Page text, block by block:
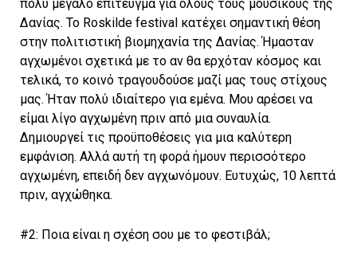
πολύ μεγάλο επίτευγμα για όλους τους μουσικούς της
Δανίας. Το Roskilde festival κατέχει σημαντική θέση
στην πολιτιστική βιομηχανία της Δανίας. Ήμασταν
αγχωμένοι σχετικά με το αν θα ερχόταν κόσμος και
τελικά, το κοινό τραγουδούσε μαζί μας τους στίχους
μας. Ήταν πολύ ιδιαίτερο για εμένα. Μου αρέσει να
είμαι λίγο αγχωμένη πριν από μια συναυλία.
Δημιουργεί τις προϋποθέσεις για μια καλύτερη
εμφάνιση. Αλλά αυτή τη φορά ήμουν περισσότερο
αγχωμένη, επειδή δεν αγχωνόμουν. Ευτυχώς, 10 λεπτά
πριν, αγχώθηκα.
#2: Ποια είναι η σχέση σου με το φεστιβάλ;